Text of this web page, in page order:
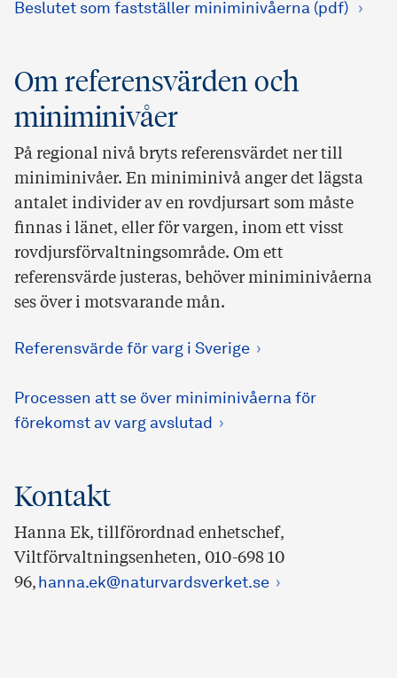
Beslutet som fastställer miniminivåerna (pdf)
Om referensvärden och
miniminivåer
På regional nivå bryts referensvärdet ner till
miniminivåer. En miniminivå anger det lägsta
antalet individer av en rovdjursart som måste
finnas i länet, eller för vargen, inom ett visst
rovdjursförvaltningsområde. Om ett
referensvärde justeras, behöver miniminivåerna
ses över i motsvarande mån.
Referensvärde för varg i Sverige
Processen att se över miniminivåerna för
förekomst av varg avslutad
Kontakt
Hanna Ek, tillförordnad enhetschef,
Viltförvaltningsenheten, 010-698 10
96, hanna.ek@naturvardsverket.se